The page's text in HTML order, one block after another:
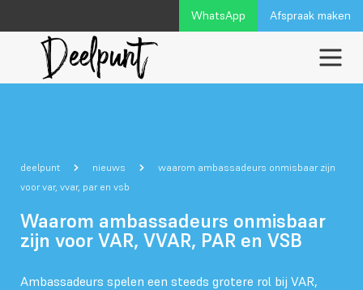
WhatsApp Afspraak maken
deelpunt nieuws
waarom ambassadeurs onmisbaar zijn
voor var, vvar, par en vsb
Waarom ambassadeurs onmisbaar
zijn voor VAR, VVAR, PAR en VSB
Ambassadeurs spelen een steeds grotere rol bij VAR,